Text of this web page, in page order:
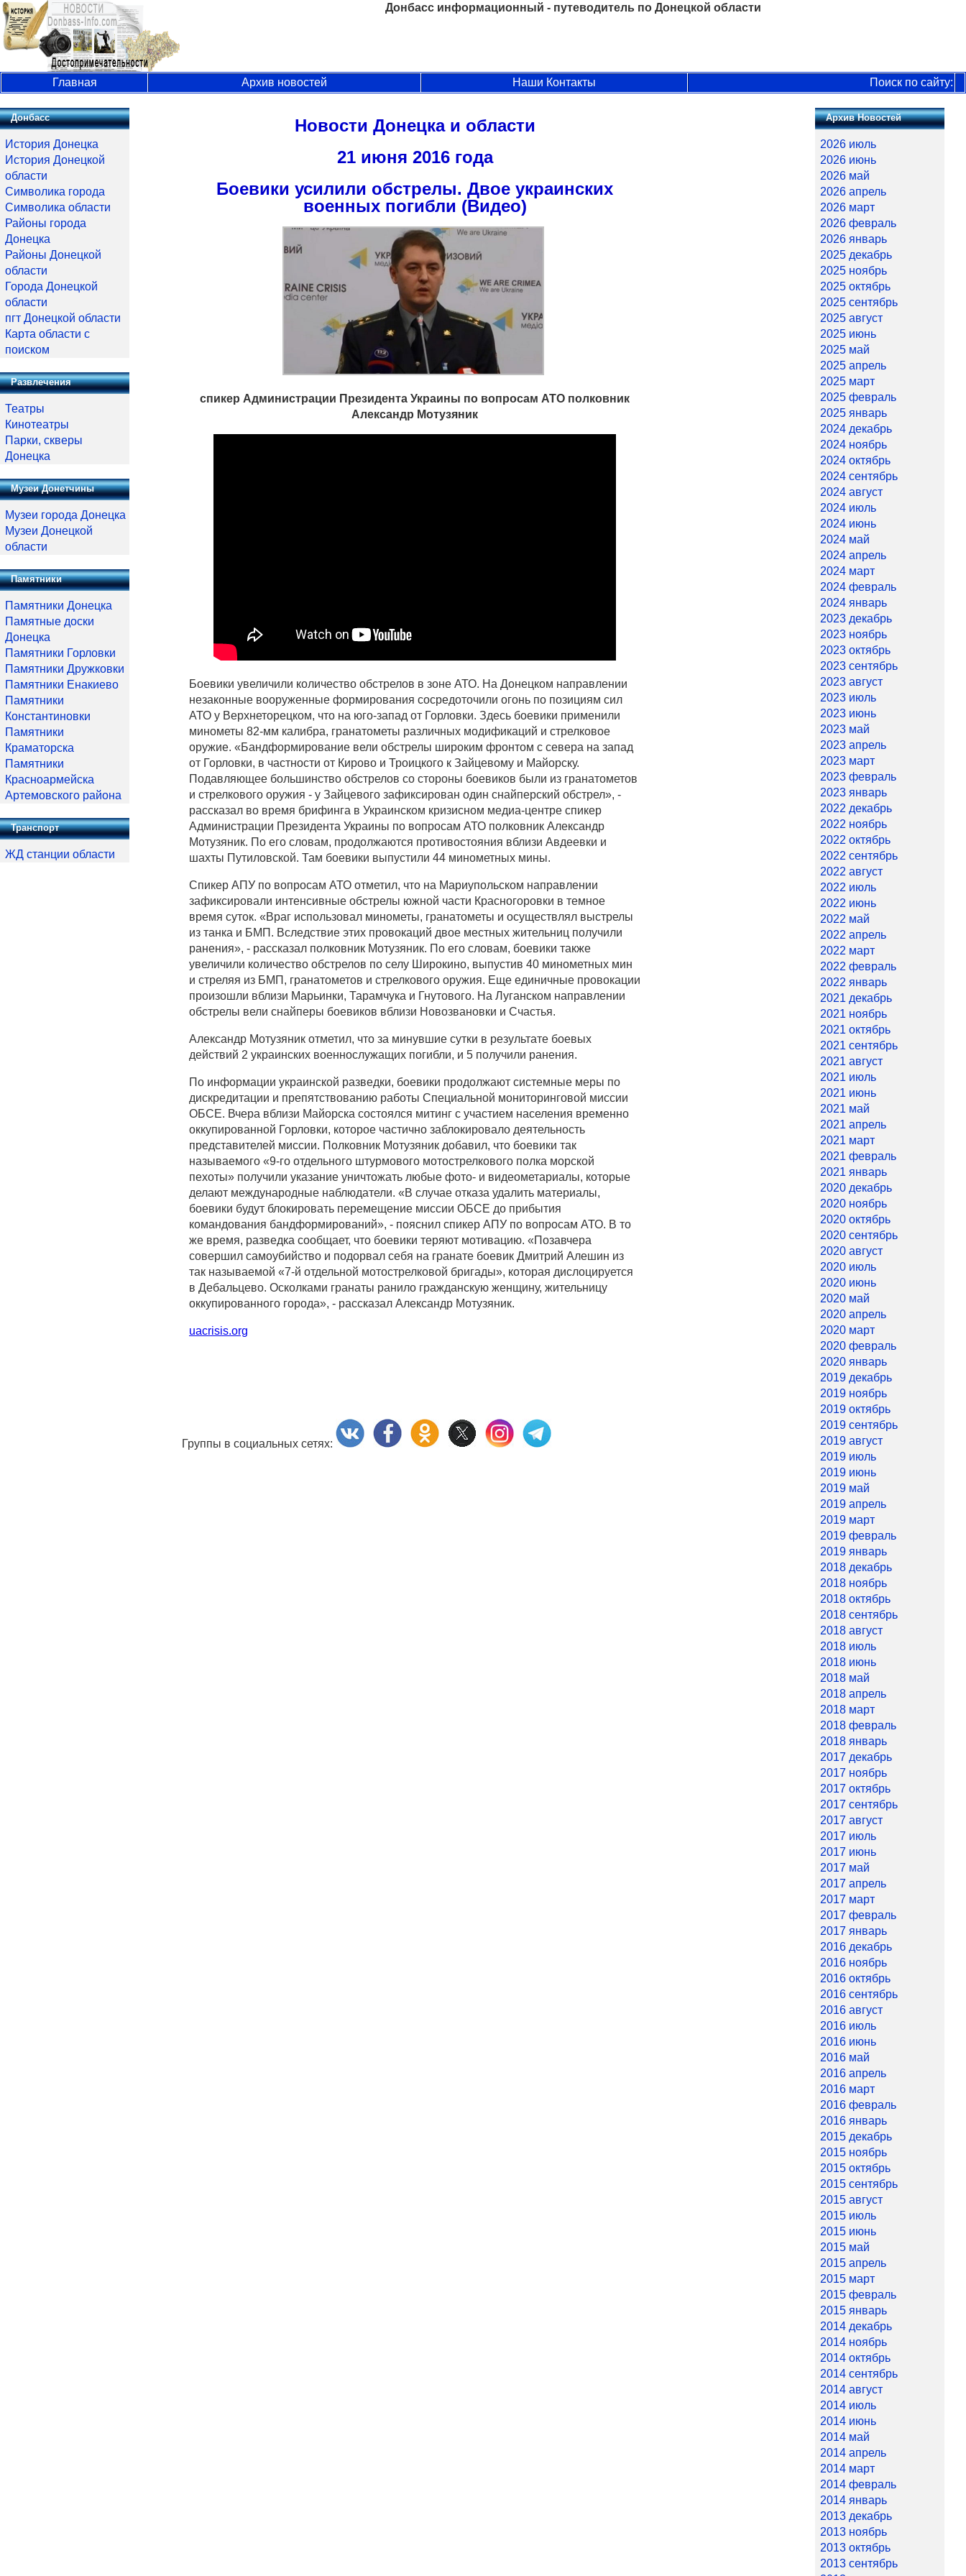
Донбасс информационный - путеводитель по Донецкой области
Главная Архив новостей Наши Контакты Поиск по сайту:
Новости Донецка и области
21 июня 2016 года
Боевики усилили обстрелы. Двое украинских
военных погибли (Видео)
спикер Администрации Президента Украины по вопросам АТО полковник
Александр Мотузяник
Боевики увеличили количество обстрелов в зоне АТО. На Донецком направлении
незаконные вооруженные формирования сосредоточили огонь по позициям сил
АТО у Верхнеторецком, что на юго-запад от Горловки. Здесь боевики применили
минометы 82-мм калибра, гранатометы различных модификаций и стрелковое
оружие. «Бандформирование вели обстрелы широким фронтом с севера на запад
от Горловки, в частности от Кирово и Троицкого к Зайцевому и Майорску.
Подавляющее большинство обстрелов со стороны боевиков были из гранатометов
и стрелкового оружия - у Зайцевого зафиксирован один снайперский обстрел», -
рассказал во время брифинга в Украинском кризисном медиа-центре спикер
Администрации Президента Украины по вопросам АТО полковник Александр
Мотузяник. По его словам, продолжаются противостояния вблизи Авдеевки и
шахты Путиловской. Там боевики выпустили 44 минометных мины.
Спикер АПУ по вопросам АТО отметил, что на Мариупольском направлении
зафиксировали интенсивные обстрелы южной части Красногоровки в темное
время суток. «Враг использовал минометы, гранатометы и осуществлял выстрелы
из танка и БМП. Вследствие этих провокаций двое местных жительниц получили
ранения», - рассказал полковник Мотузяник. По его словам, боевики также
увеличили количество обстрелов по селу Широкино, выпустив 40 минометных мин
и стреляя из БМП, гранатометов и стрелкового оружия. Еще единичные провокации
произошли вблизи Марьинки, Тарамчука и Гнутового. На Луганском направлении
обстрелы вели снайперы боевиков вблизи Новозвановки и Счастья.
Александр Мотузяник отметил, что за минувшие сутки в результате боевых
действий 2 украинских военнослужащих погибли, и 5 получили ранения.
По информации украинской разведки, боевики продолжают системные меры по
дискредитации и препятствованию работы Специальной мониторинговой миссии
ОБСЕ. Вчера вблизи Майорска состоялся митинг с участием населения временно
оккупированной Горловки, которое частично заблокировало деятельность
представителей миссии. Полковник Мотузяник добавил, что боевики так
называемого «9-го отдельного штурмового мотострелкового полка морской
пехоты» получили указание уничтожать любые фото- и видеометариалы, которые
делают международные наблюдатели. «В случае отказа удалить материалы,
боевики будут блокировать перемещение миссии ОБСЕ до прибытия
командования бандформирований», - пояснил спикер АПУ по вопросам АТО. В то
же время, разведка сообщает, что боевики теряют мотивацию. «Позавчера
совершил самоубийство и подорвал себя на гранате боевик Дмитрий Алешин из
так называемой «7-й отдельной мотострелковой бригады», которая дислоцируется
в Дебальцево. Осколками гранаты ранило гражданскую женщину, жительницу
оккупированного города», - рассказал Александр Мотузяник.
uacrisis.org
Группы в социальных сетях:
Донбасс
История Донецка
История Донецкой
области
Символика города
Символика области
Районы города
Донецка
Районы Донецкой
области
Города Донецкой
области
пгт Донецкой области
Карта области с
поиском
Развлечения
Театры
Кинотеатры
Парки, скверы
Донецка
Музеи Донетчины
Музеи города Донецка
Музеи Донецкой
области
Памятники
Памятники Донецка
Памятные доски
Донецка
Памятники Горловки
Памятники Дружковки
Памятники Енакиево
Памятники
Константиновки
Памятники
Краматорска
Памятники
Красноармейска
Артемовского района
Транспорт
ЖД станции области
Архив Новостей
2026 июль
2026 июнь
2026 май
2026 апрель
2026 март
2026 февраль
2026 январь
2025 декабрь
2025 ноябрь
2025 октябрь
2025 сентябрь
2025 август
2025 июнь
2025 май
2025 апрель
2025 март
2025 февраль
2025 январь
2024 декабрь
2024 ноябрь
2024 октябрь
2024 сентябрь
2024 август
2024 июль
2024 июнь
2024 май
2024 апрель
2024 март
2024 февраль
2024 январь
2023 декабрь
2023 ноябрь
2023 октябрь
2023 сентябрь
2023 август
2023 июль
2023 июнь
2023 май
2023 апрель
2023 март
2023 февраль
2023 январь
2022 декабрь
2022 ноябрь
2022 октябрь
2022 сентябрь
2022 август
2022 июль
2022 июнь
2022 май
2022 апрель
2022 март
2022 февраль
2022 январь
2021 декабрь
2021 ноябрь
2021 октябрь
2021 сентябрь
2021 август
2021 июль
2021 июнь
2021 май
2021 апрель
2021 март
2021 февраль
2021 январь
2020 декабрь
2020 ноябрь
2020 октябрь
2020 сентябрь
2020 август
2020 июль
2020 июнь
2020 май
2020 апрель
2020 март
2020 февраль
2020 январь
2019 декабрь
2019 ноябрь
2019 октябрь
2019 сентябрь
2019 август
2019 июль
2019 июнь
2019 май
2019 апрель
2019 март
2019 февраль
2019 январь
2018 декабрь
2018 ноябрь
2018 октябрь
2018 сентябрь
2018 август
2018 июль
2018 июнь
2018 май
2018 апрель
2018 март
2018 февраль
2018 январь
2017 декабрь
2017 ноябрь
2017 октябрь
2017 сентябрь
2017 август
2017 июль
2017 июнь
2017 май
2017 апрель
2017 март
2017 февраль
2017 январь
2016 декабрь
2016 ноябрь
2016 октябрь
2016 сентябрь
2016 август
2016 июль
2016 июнь
2016 май
2016 апрель
2016 март
2016 февраль
2016 январь
2015 декабрь
2015 ноябрь
2015 октябрь
2015 сентябрь
2015 август
2015 июль
2015 июнь
2015 май
2015 апрель
2015 март
2015 февраль
2015 январь
2014 декабрь
2014 ноябрь
2014 октябрь
2014 сентябрь
2014 август
2014 июль
2014 июнь
2014 май
2014 апрель
2014 март
2014 февраль
2014 январь
2013 декабрь
2013 ноябрь
2013 октябрь
2013 сентябрь